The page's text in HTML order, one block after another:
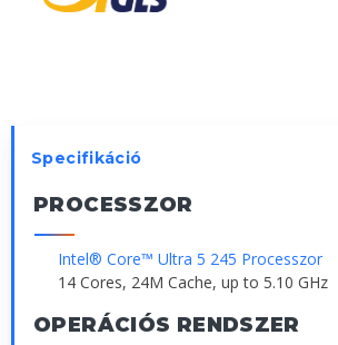
Specifikáció
PROCESSZOR
Intel® Core™ Ultra 5 245 Processzor
14 Cores, 24M Cache, up to 5.10 GHz
OPERÁCIÓS RENDSZER